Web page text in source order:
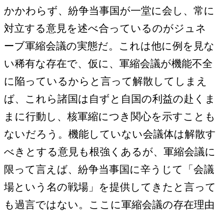
かかわらず、紛争当事国が一堂に会し、常に
対立する意見を述べ合っているのがジュネ
ーブ軍縮会議の実態だ。これは他に例を見な
い稀有な存在で、仮に、軍縮会議が機能不全
に陥っているからと言って解散してしまえ
ば、これら諸国は自ずと自国の利益の赴くま
まに行動し、核軍縮につき関心を示すことも
ないだろう。機能していない会議体は解散す
べきとする意見も根強くあるが、軍縮会議に
限って言えば、紛争当事国に辛うじて「会議
場という名の戦場」を提供してきたと言って
も過言ではない。ここに軍縮会議の存在理由